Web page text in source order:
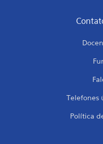
Telefones
Política